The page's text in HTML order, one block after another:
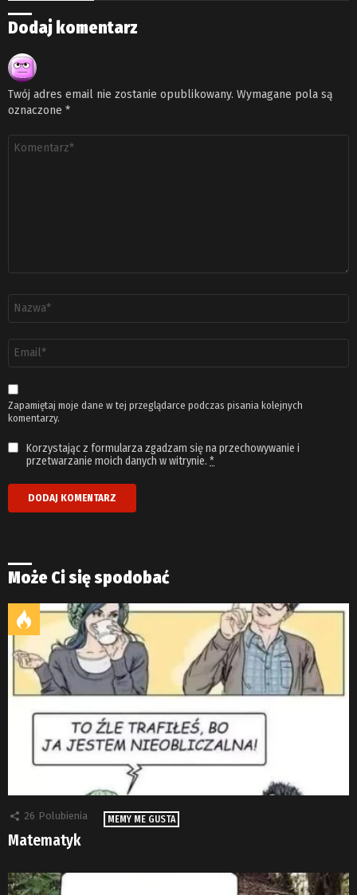
Dodaj komentarz
Twój adres email nie zostanie opublikowany. Wymagane pola są
oznaczone *
email
*
Zapamiętaj moje dane w tej przeglądarce podczas pisania kolejnych
komentarzy.
Korzystając z formularza zgadzam się na przechowywanie i
przetwarzanie moich danych w witrynie. *
Może Ci się spodobać
26 Polubienia MEMY ME GUSTA
Matematyk